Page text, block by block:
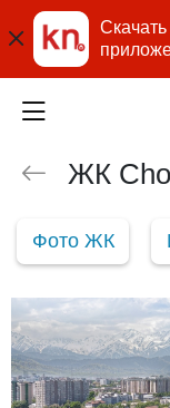
Скачать
ЖК
Фото ЖК